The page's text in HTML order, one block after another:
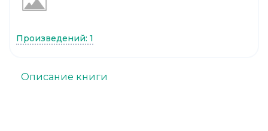
Описание книги
Произведений: 1